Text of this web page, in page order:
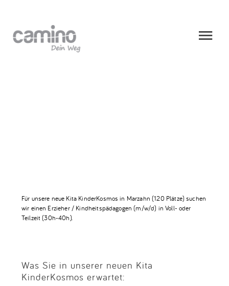
Für unsere neue Kita KinderKosmos in Marzahn (120 Plätze) suchen
wir einen Erzieher / Kindheitspädagogen (m/w/d) in Voll- oder
Teilzeit (30h-40h).
Was Sie in unserer neuen Kita
KinderKosmos erwartet: